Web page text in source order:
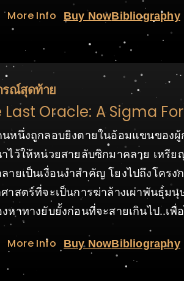
More Info Buy NowBibliography
รณ์สุดท้าย
Last Oracle: A Sigma
หนึ่งถูกลอบยิงตายในอ้อมแขนของผู้
ไว้ให้หน่วยสายลับซิกมาคลาย เหรี
ายเป็นเงื่อนงำสำคัญ โยงไปถึงโครง
าสตร์ที่จะเป็นการฆ่าล้างเผ่าพันธุ์ม
หาทางยับยั้งก่อนที่จะสายเกินไป..เพื่
More Info Buy NowBibliography